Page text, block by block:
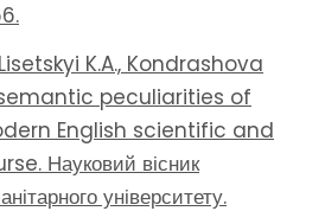
K.A., Kondrashova
peculiarities of
English scientific and
Науковий вісник
університету.